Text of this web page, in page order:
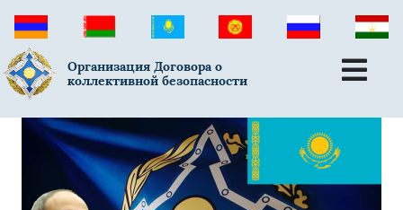
Организация Договора о
коллективной безопасности